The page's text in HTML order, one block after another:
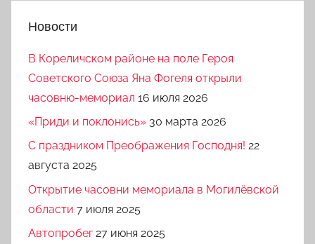
Новости
В Кореличском районе на поле Героя
Советского Союза Яна Фогеля открыли
часовню-мемориал 16 июля 2026
«Приди и поклонись» 30 марта 2026
C праздником Преображения Господня! 22
августа 2025
Открытие часовни мемориала в Могилёвской
области 7 июля 2025
Автопробег 27 июня 2025